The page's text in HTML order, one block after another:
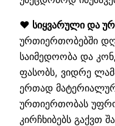
❤️ სიყვარული და
ურთიერთობებში
საიმედოობა და
ფასობს, ვიდრე
ერთად
ურთიერთობას
კირჩხიბებს გაქვთ